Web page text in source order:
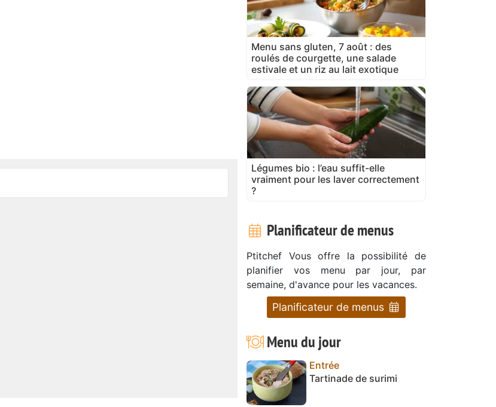
Menu sans gluten, 7 août : des
roulés de courgette, une salade
estivale et un riz au lait exotique
Légumes bio : l’eau suffit-elle
vraiment pour les laver correctement
?
Planificateur de menus
Ptitchef Vous offre la possibilité de
planifier vos menu par jour, par
semaine, d'avance pour les vacances.
Planificateur de menus
Menu du jour
Entrée
Tartinade de surimi